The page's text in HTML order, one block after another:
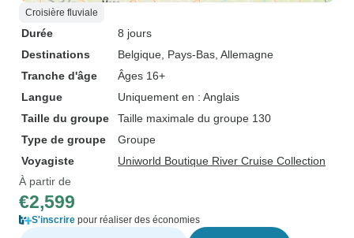
Croisière fluviale
Durée
8 jours
Destinations
Belgique , Pays-Bas , Allemagne
Tranche d'âge
Âges 16+
Langue
Uniquement en : Anglais
Taille du groupe
Taille maximale du groupe 130
Type de groupe
Groupe
Voyagiste
Uniworld Boutique River Cruise Collection
À partir de
€2,599
S'inscrire pour réaliser des économies